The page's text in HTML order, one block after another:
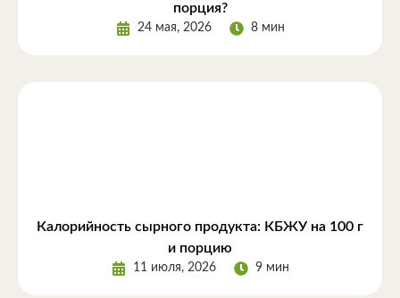
порция?
24 мая, 2026 8 мин
Калорийность сырного продукта: КБЖУ на 100 г
и порцию
11 июля, 2026 9 мин